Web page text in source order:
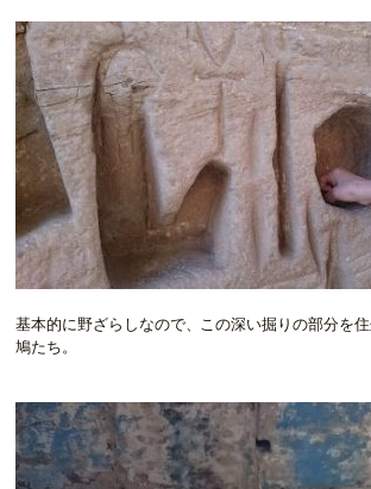
基本的に野ざらしなので、この深い掘りの部分を
鳩たち。